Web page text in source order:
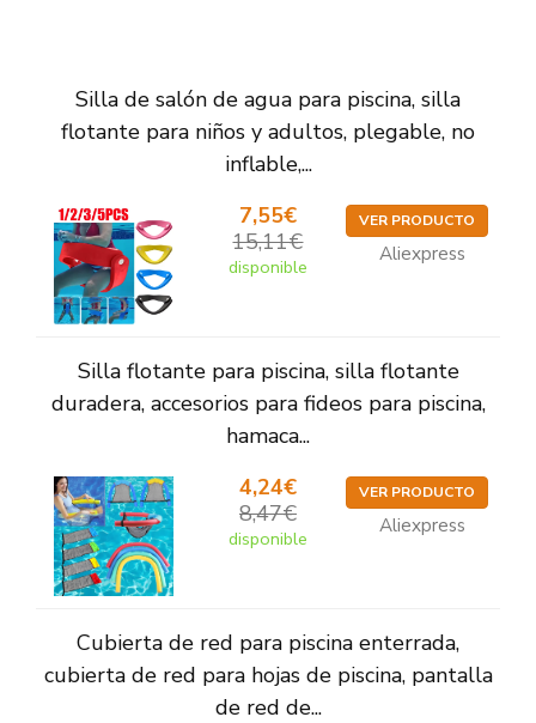
Silla de salón de agua para piscina, silla
flotante para niños y adultos, plegable, no
inflable,...
7,55€
15,11€
disponible
VER PRODUCTO
Aliexpress
Silla flotante para piscina, silla flotante
duradera, accesorios para fideos para piscina,
hamaca...
4,24€
8,47€
disponible
VER PRODUCTO
Aliexpress
Cubierta de red para piscina enterrada,
cubierta de red para hojas de piscina, pantalla
de red de...